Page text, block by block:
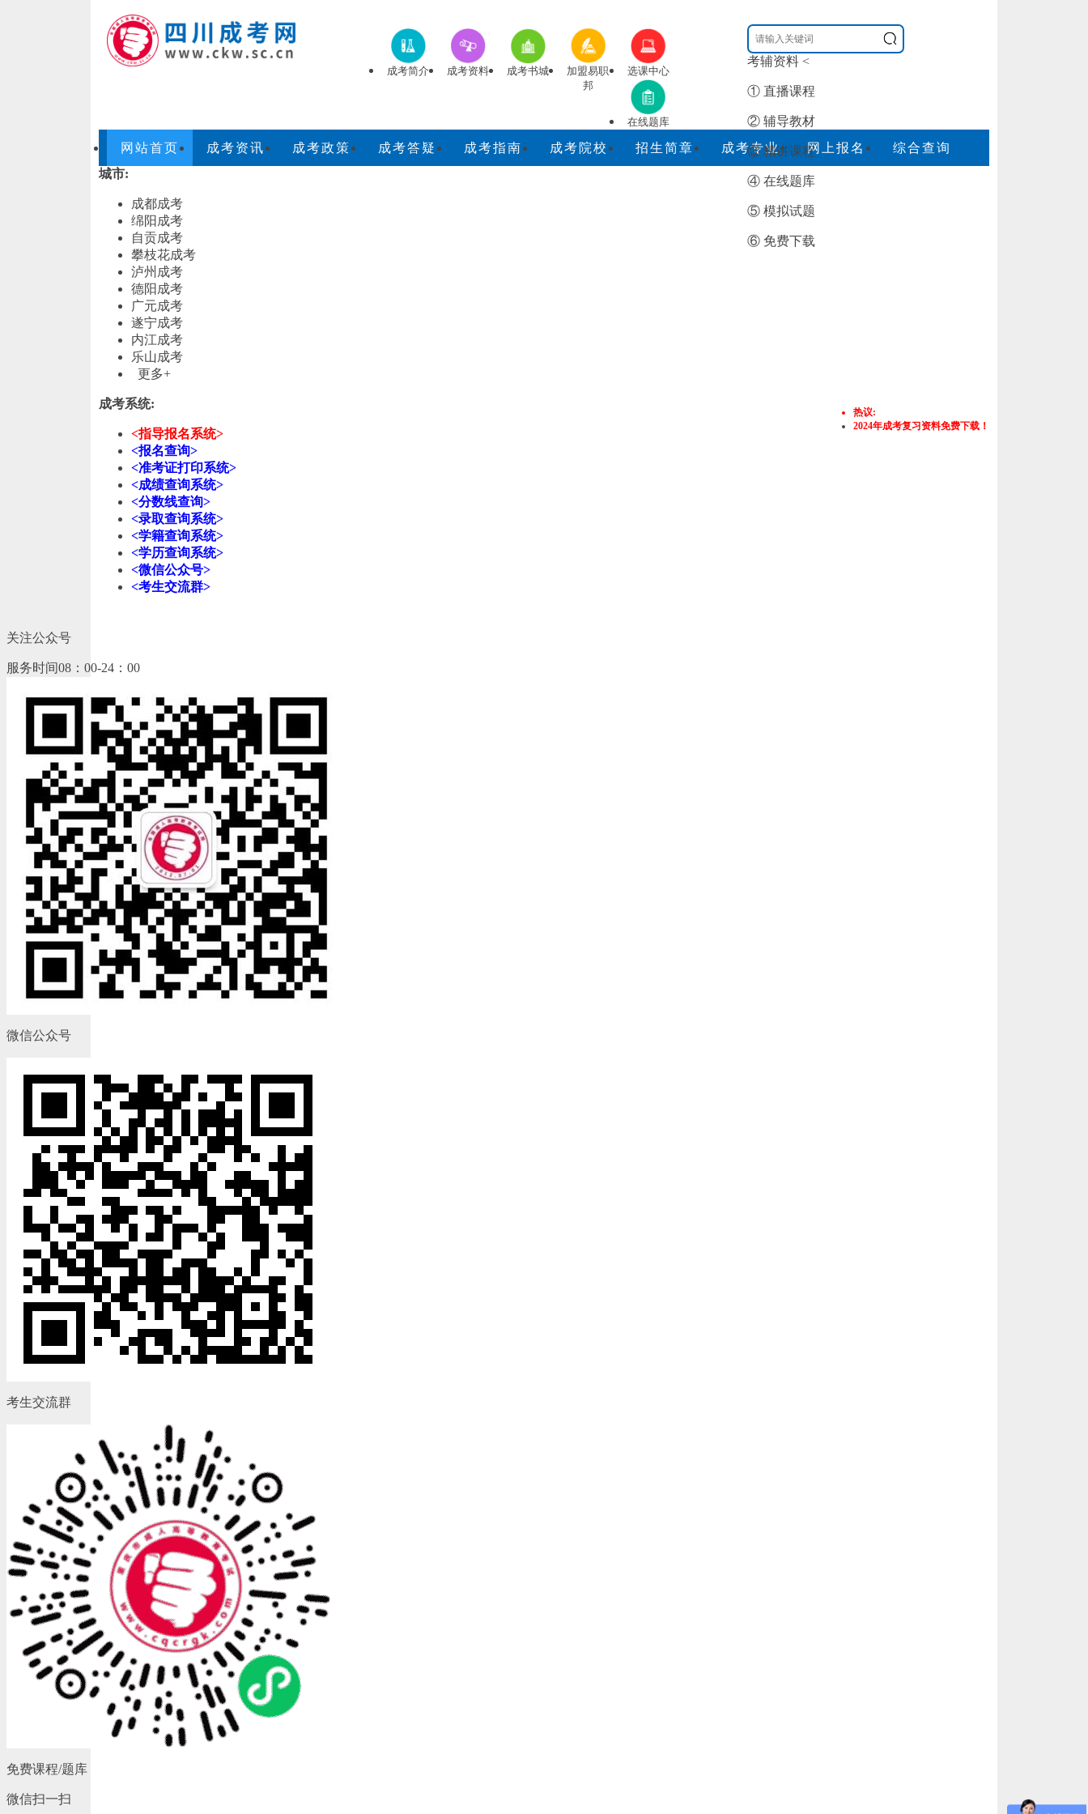
成考简介 成考资料 成考书城
加盟易职
邦
选课中心
在线题库
考辅资料 <
① 直播课程
② 辅导教材
③ 精讲课程
④ 在线题库
⑤ 模拟试题
⑥ 免费下载
网站首页 成考资讯 成考政策 成考答疑 成考指南 成考院校 招生简章 成考专业 网上报名
综合查询
城市:
成都成考
绵阳成考
自贡成考
攀枝花成考
泸州成考
德阳成考
广元成考
遂宁成考
内江成考
乐山成考
更多+
热议:
2024年成考复习资料免费下载！
成考系统:
<指导报名系统>
<报名查询>
<准考证打印系统>
<成绩查询系统>
<分数线查询>
<录取查询系统>
<学籍查询系统>
<学历查询系统>
<微信公众号>
<考生交流群>
关注公众号
服务时间08：00-24：00
微信公众号
考生交流群
免费课程/题库
微信扫一扫